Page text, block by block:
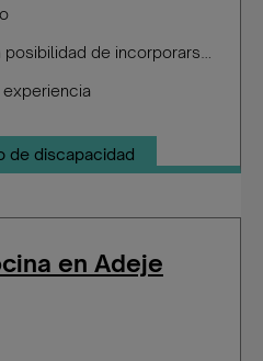
experiencia
de discapacidad
en Adeje